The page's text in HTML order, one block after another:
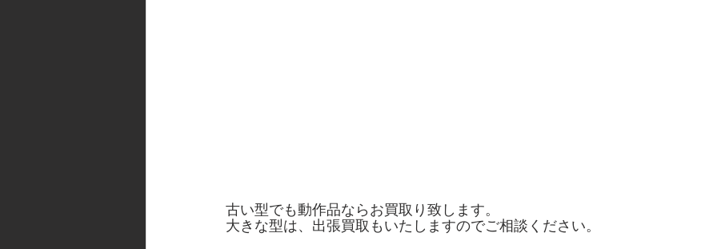
古い型でも動作品ならお買取り致します。
大きな型は、出張買取もいたしますのでご相談ください。